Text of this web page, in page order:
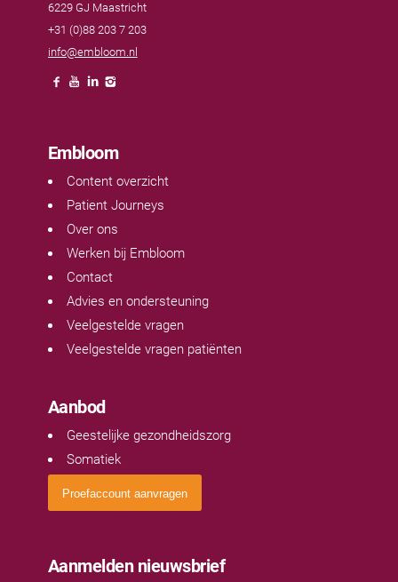
6229 GJ Maastricht
+31 (0)88 203 7 203
info@embloom.nl
Embloom
Content overzicht
Patient Journeys
Over ons
Werken bij Embloom
Contact
Advies en ondersteuning
Veelgestelde vragen
Veelgestelde vragen patiënten
Aanbod
Geestelijke gezondheidszorg
Somatiek
Proefaccount aanvragen
Aanmelden nieuwsbrief